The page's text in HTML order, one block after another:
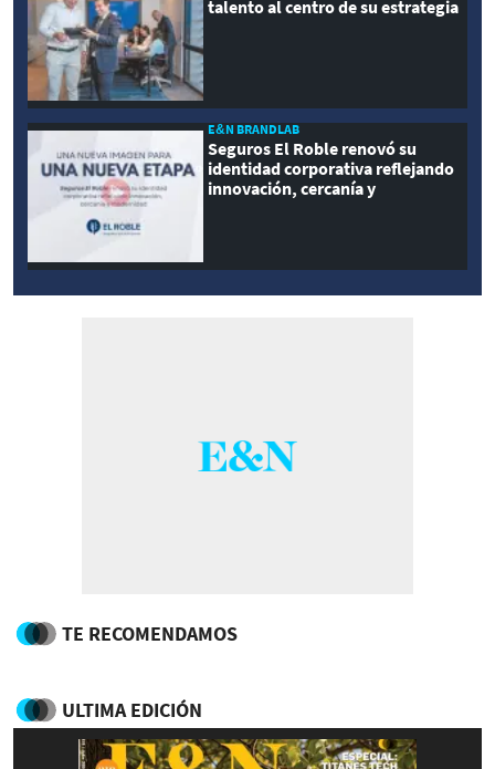
talento al centro de su estrategia
E&N BRANDLAB
Seguros El Roble renovó su
identidad corporativa reflejando
innovación, cercanía y
TE RECOMENDAMOS
ULTIMA EDICIÓN